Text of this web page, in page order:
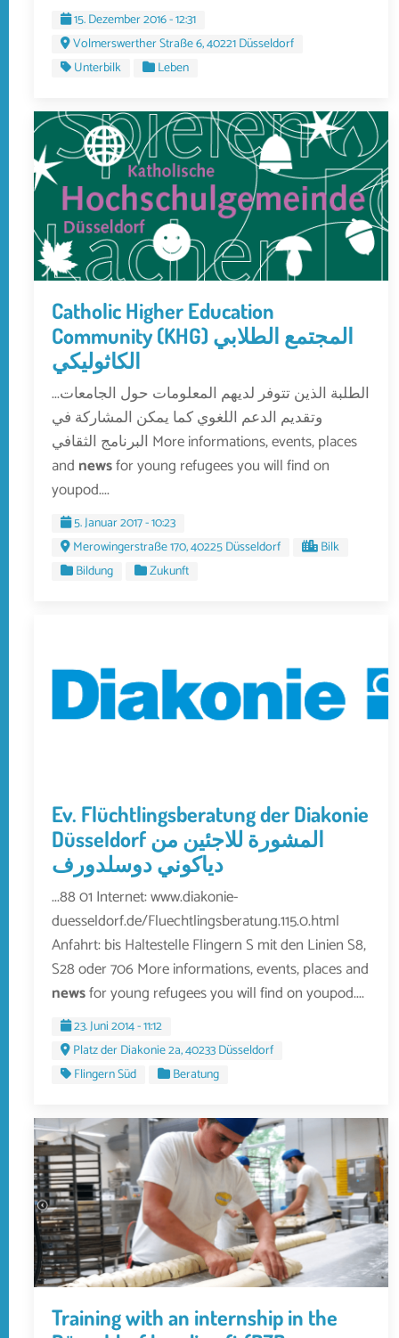
15. Dezember 2016 - 12:31
Volmerswerther Straße 6, 40221 Düsseldorf
Unterbilk
Leben
Catholic Higher Education
Community (KHG) المجتمع الطلابي
الكاثوليكي
...الطلبة الذين تتوفر لديهم المعلومات حول الجامعات
وتقديم الدعم اللغوي كما يمكن المشاركة في
البرنامج الثقافي More informations, events, places
and newsfor young refugees you will find on
youpod....
5. Januar 2017 - 10:23
Merowingerstraße 170, 40225 Düsseldorf
Bilk
Bildung
Zukunft
Ev. Flüchtlingsberatung der Diakonie
Düsseldorf المشورة للاجئين من
دياكوني دوسلدورف
...88 01 Internet: www.diakonie-
duesseldorf.de/Fluechtlingsberatung.115.0.html
Anfahrt: bis Haltestelle Flingern S mit den Linien S8,
S28 oder 706 More informations, events, places and
newsfor young refugees you will find on youpod....
23. Juni 2014 - 11:12
Platz der Diakonie 2a, 40233 Düsseldorf
Flingern Süd
Beratung
Training with an internship in the